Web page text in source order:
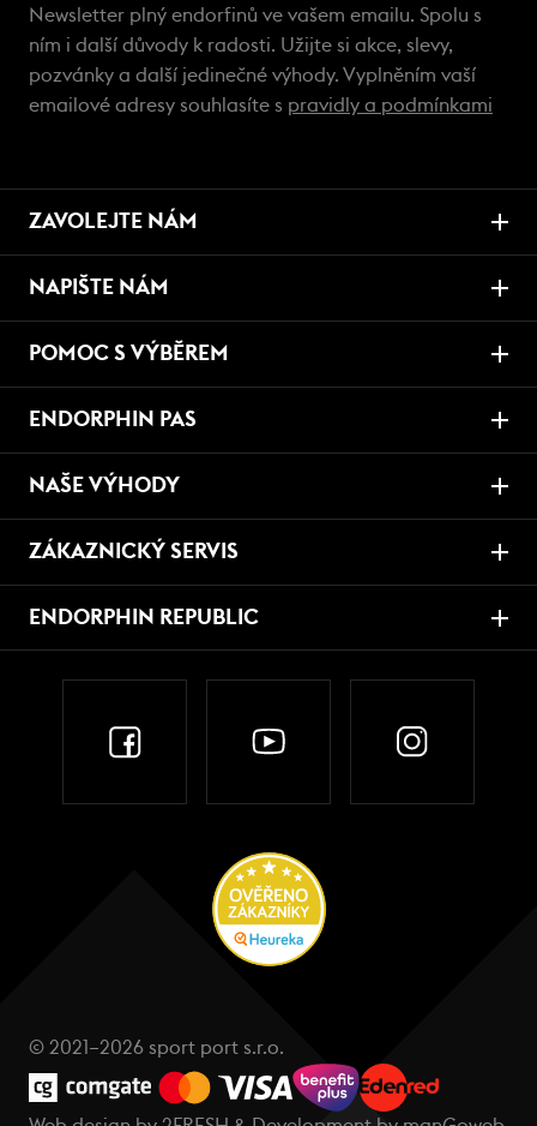
Newsletter plný endorfinů ve vašem emailu. Spolu s
ním i další důvody k radosti. Užijte si akce, slevy,
pozvánky a další jedinečné výhody. Vyplněním vaší
emailové adresy souhlasíte s pravidly a podmínkami
ZAVOLEJTE NÁM
NAPIŠTE NÁM
POMOC S VÝBĚREM
ENDORPHIN PAS
NAŠE VÝHODY
ZÁKAZNICKÝ SERVIS
ENDORPHIN REPUBLIC
© 2021–2026 sport port s.r.o.